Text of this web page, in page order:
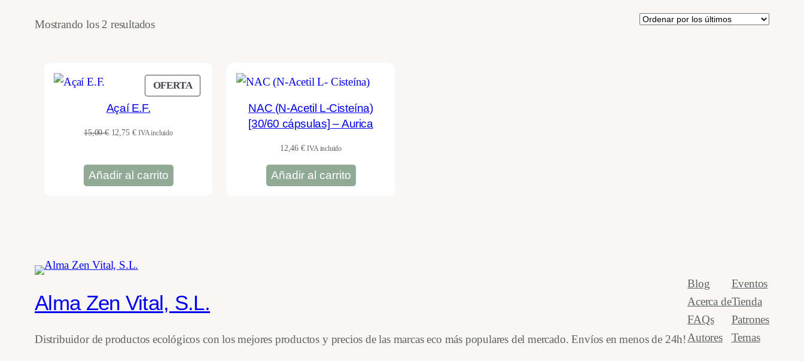
Mostrando los 2 resultadosOrdenado
últimos
OFERTAPRODUCTO
EN
Açaí E.F.
15,00€ El
era:
15,00 €.
12,75 €El
es:
12,75 €.
IVA incluido
Añadir al carrito
NAC (N-Acetil L-Cisteína)
[30/60 cápsulas] – Aurica
12,46 € IVA incluido
Añadir al carrito
Alma Zen Vital, S.L.
Distribuidor de productos ecológicos con los mejores productos y precios de las marcas eco más populares del mercado. Envíos en menos de 24h!
Blog
Acerca de
FAQs
Autores
Eventos
Tienda
Patrones
Temas